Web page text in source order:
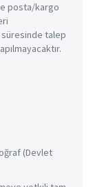
posta/kargo
süresinde talep
(Devlet